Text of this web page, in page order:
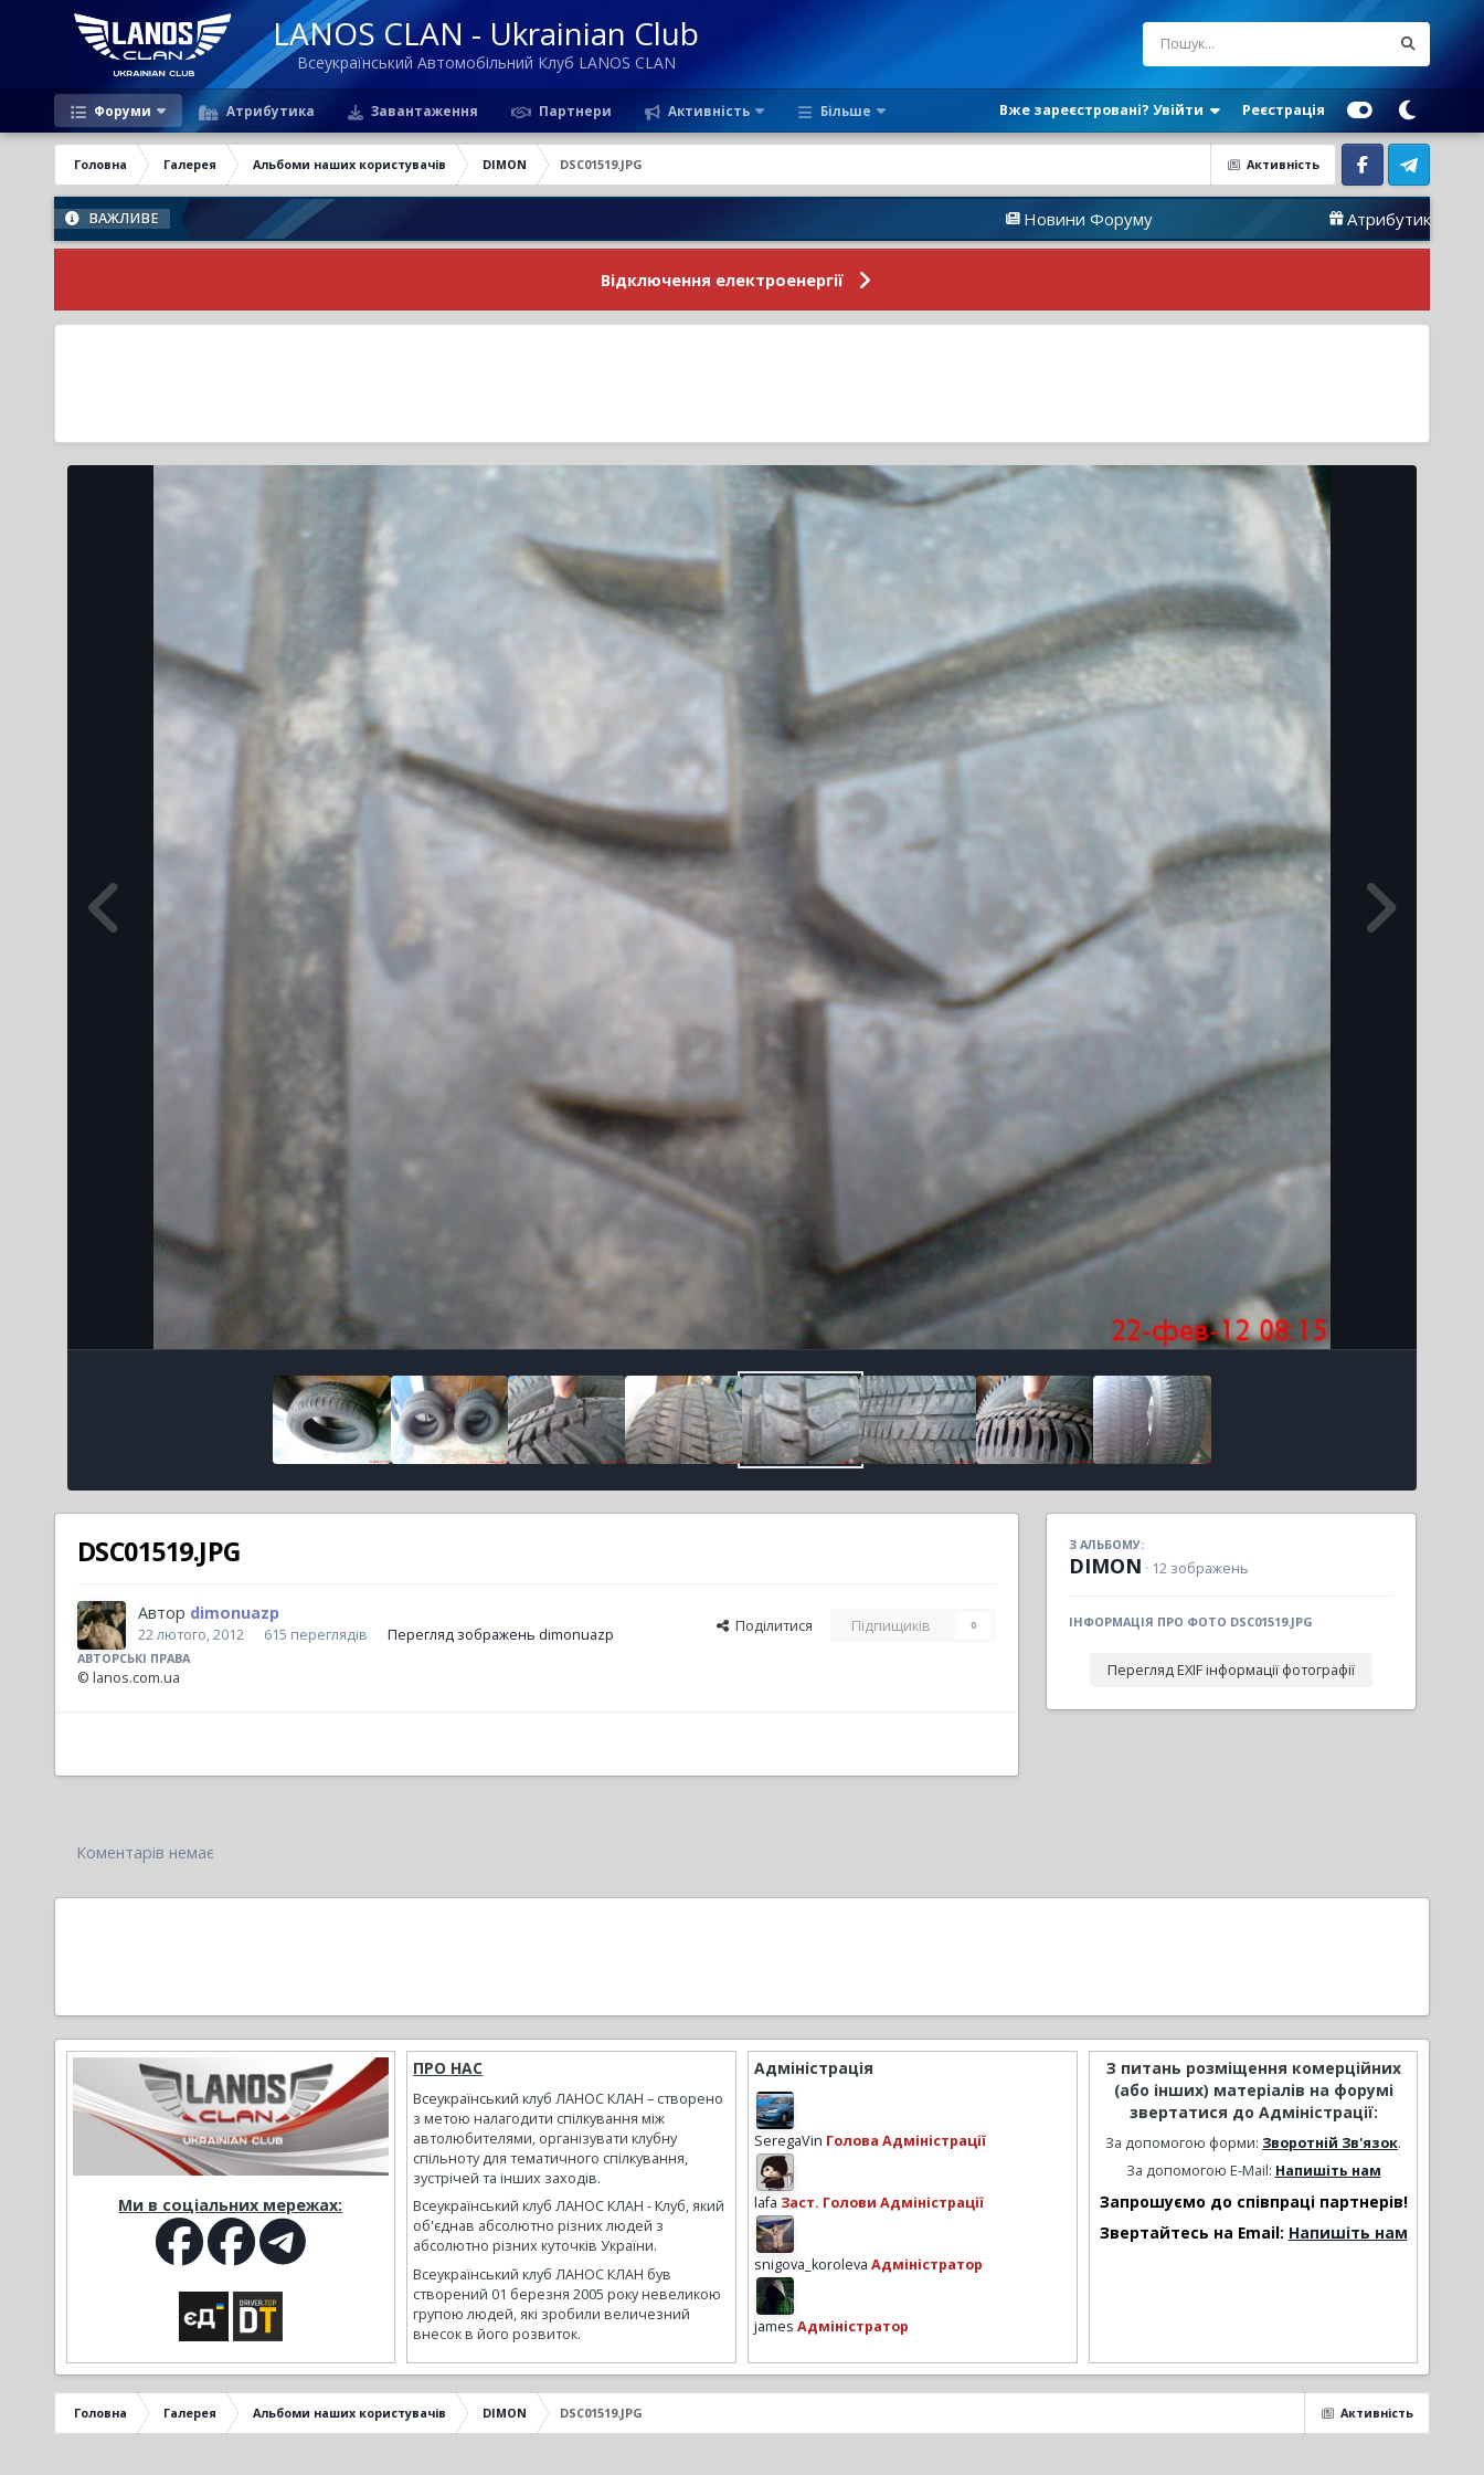
LANOS CLAN - Ukrainian Club
Всеукраїнський Автомобільний Клуб LANOS CLAN
Форуми Атрибутика Завантаження Партнери Активність Більше Вже зареєстровані? Увійти Реєстрація
Активність
Головна Галерея Альбоми наших користувачів DIMON DSC01519.JPG
Facebook Telegram
ВАЖЛИВЕ Новини Форуму Атрибутика
Відключення електроенергії
Інструменти
DSC01519.JPG
Автор dimonuazp
22 лютого, 2012 615 переглядів Перегляд зображень dimonuazp Поділитися Підпищиків 0
АВТОРСЬКІ ПРАВА
© lanos.com.ua
З АЛЬБОМУ:
DIMON · 12 зображень
ІНФОРМАЦІЯ ПРО ФОТО DSC01519.JPG
Перегляд EXIF інформації фотографії
Коментарів немає
Ми в соціальних мережах:
ПРО НАС
Всеукраїнський клуб ЛАНОС КЛАН – створено
з метою налагодити спілкування між
автолюбителями, організувати клубну
спільноту для тематичного спілкування,
зустрічей та інших заходів.
Всеукраїнський клуб ЛАНОС КЛАН - Клуб, який
об'єднав абсолютно різних людей з
абсолютно різних куточків України.
Всеукраїнський клуб ЛАНОС КЛАН був
створений 01 березня 2005 року невеликою
групою людей, які зробили величезний
внесок в його розвиток.
Адміністрація
SeregaVin Голова Адміністрації
lafa Заст. Голови Адміністрації
snigova_koroleva Адміністратор
james Адміністратор
З питань розміщення комерційних
(або інших) матеріалів на форумі
звертатися до Адміністрації:
За допомогою форми: Зворотній Зв'язок.
За допомогою E-Mail: Напишіть нам
Запрошуємо до співпраці партнерів!
Звертайтесь на Email: Напишіть нам
Активність
Головна Галерея Альбоми наших користувачів DIMON DSC01519.JPG